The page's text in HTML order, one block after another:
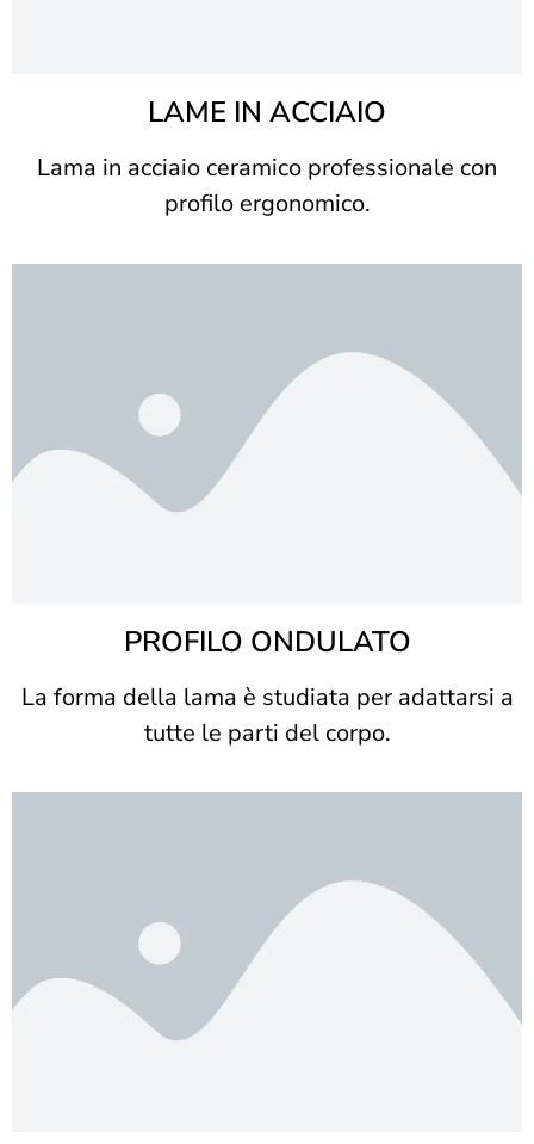
LAME IN ACCIAIO
Lama in acciaio ceramico professionale con
profilo ergonomico.
PROFILO ONDULATO
La forma della lama è studiata per adattarsi a
tutte le parti del corpo.